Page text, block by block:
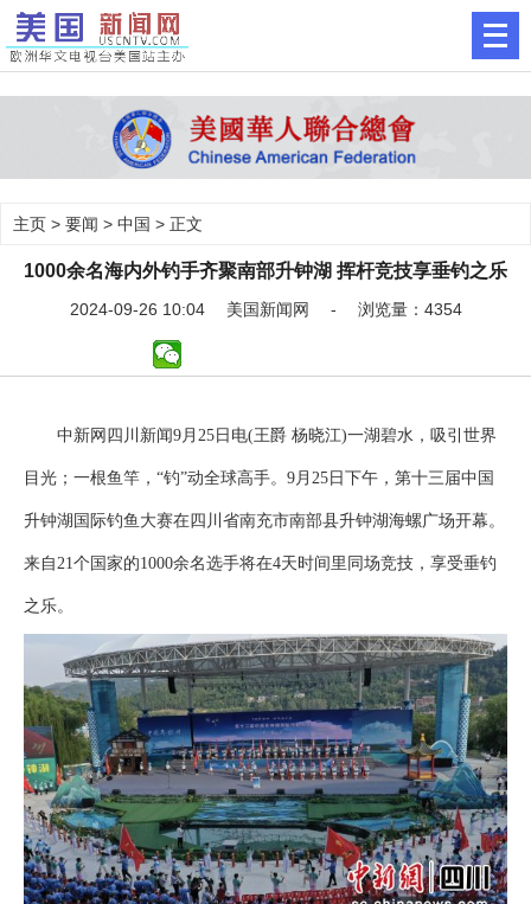
主页 > 要闻 > 中国 > 正文
1000余名海内外钓手齐聚南部升钟湖 挥杆竞技享垂钓之乐
2024-09-26 10:04 美国新闻网 - 浏览量：4354
中新网四川新闻9月25日电(王爵 杨晓江)一湖碧水，吸引世界
目光；一根鱼竿，“钓”动全球高手。9月25日下午，第十三届中国
升钟湖国际钓鱼大赛在四川省南充市南部县升钟湖海螺广场开幕。
来自21个国家的1000余名选手将在4天时间里同场竞技，享受垂钓
之乐。